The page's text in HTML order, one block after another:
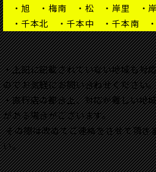
・旭 ・梅南 ・松 ・岸里 ・
・千本北 ・千本中 ・千本南
・上記に記載されていない地域も対
のでお気軽にお問い合わせください
・直行店の都合上、対応が難しい地
がある場合がございます。
その際は改めてご連絡をさせて頂き
い。